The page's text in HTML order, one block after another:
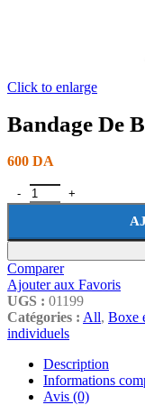
Click to enlarge
Bandage De
600 DA
Comparer
Ajouter aux Favoris
UGS : 01199
Catégories : All, Boxe
individuels
Description
Informations
Avis (0)